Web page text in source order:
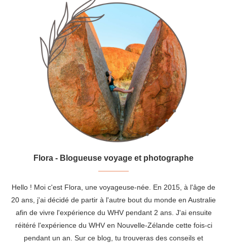
Flora - Blogueuse voyage et photographe
Hello ! Moi c'est Flora, une voyageuse-née. En 2015, à l'âge de
20 ans, j'ai décidé de partir à l'autre bout du monde en Australie
afin de vivre l'expérience du WHV pendant 2 ans. J'ai ensuite
réitéré l'expérience du WHV en Nouvelle-Zélande cette fois-ci
pendant un an. Sur ce blog, tu trouveras des conseils et